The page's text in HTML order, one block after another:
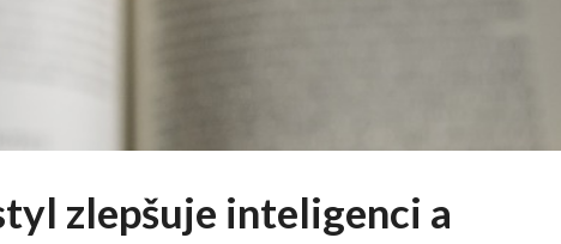
zlepšuje inteligenci a